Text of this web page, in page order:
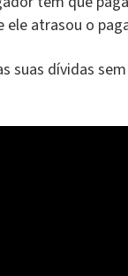
ele atrasou o
suas dívidas